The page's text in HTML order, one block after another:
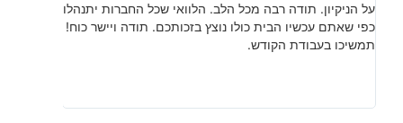
על הניקיון. תודה רבה מכל הלב. הלוואי שכל החברות יתנהלו
כפי שאתם עכשיו הבית כולו נוצץ בזכותכם. תודה ויישר כוח!
תמשיכו בעבודת הקודש.